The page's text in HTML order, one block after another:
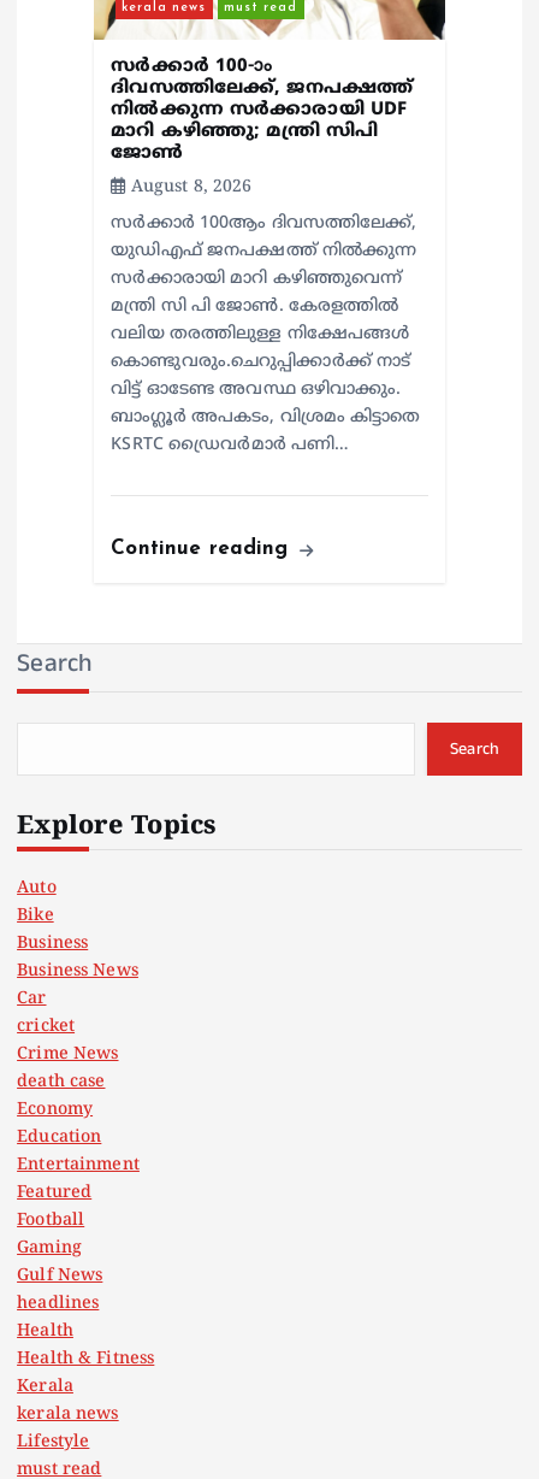
kerala news must read
സർക്കാർ 100-ാം
ദിവസത്തിലേക്ക്, ജനപക്ഷത്ത്
നിൽക്കുന്ന സർക്കാരായി UDF
മാറി കഴിഞ്ഞു; മന്ത്രി സിപി
ജോൺ
August 8, 2026
സർക്കാർ 100ആം ദിവസത്തിലേക്ക്,
യുഡിഎഫ് ജനപക്ഷത്ത് നിൽക്കുന്ന
സർക്കാരായി മാറി കഴിഞ്ഞുവെന്ന്
മന്ത്രി സി പി ജോൺ. കേരളത്തിൽ
വലിയ തരത്തിലുള്ള നിക്ഷേപങ്ങൾ
കൊണ്ടുവരും.ചെറുപ്പിക്കാർക്ക് നാട്
വിട്ട് ഓടേണ്ട അവസ്ഥ ഒഴിവാക്കും.
ബാംഗ്ലൂർ അപകടം, വിശ്രമം കിട്ടാതെ
KSRTC ഡ്രൈവർമാർ പണി…
Continue reading
Search
Search
Explore Topics
Auto
Bike
Business
Business News
Car
cricket
Crime News
death case
Economy
Education
Entertainment
Featured
Football
Gaming
Gulf News
headlines
Health
Health & Fitness
Kerala
kerala news
Lifestyle
must read